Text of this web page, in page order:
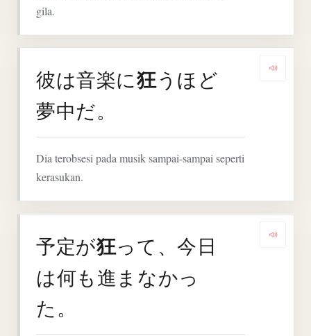
gila.
彼は音楽に狂うほど
夢中だ。
Dia terobsesi pada musik sampai-sampai seperti
kerasukan.
予定が狂って、今日
は何も進まなかっ
た。